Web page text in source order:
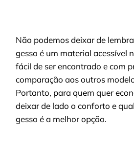
Não podemos deixar de
gesso é um material acessível
fácil de ser encontrado e com
comparação aos outros
Portanto, para quem quer
deixar de lado o conforto e
gesso é a melhor opção.